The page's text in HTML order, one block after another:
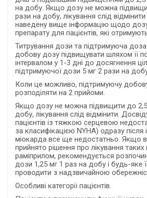
на добу. Якщо дозу не можна
рази на добу, лікування слід
наведену вище інформацію щодо
препарату для пацієнтів, які
Титрування дози та підтримуюча
добову дозу підвищувати шляхом її
інтервалом у 1-3 дні до досягнення
підтримуючої дози 5 мг 2 рази на
Коли це можливо, підтримуючу
розподіляти на 2 прийоми.
Якщо дозу не можна підвищити до
добу, лікування слід відмінити.
пацієнтів із тяжкою серцевою
за класифікацією NYHA) одразу після
міокарда все ще недостатньо. Якщо
прийнято рішення про лікування таких
раміприлом, рекомендується
дози 1,25 мг 1 раз на добу і будь-яке
проводити з надзвичайною
Особливі категорії пацієнтів.